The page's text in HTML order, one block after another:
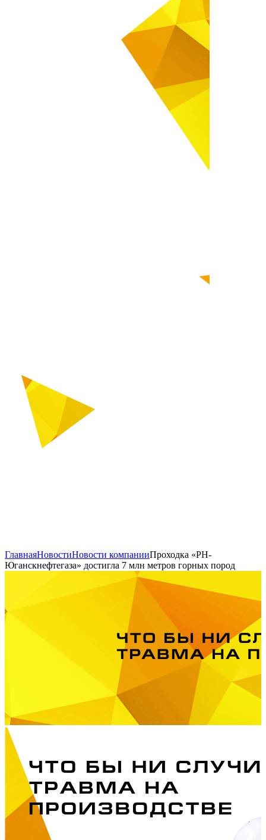
ГлавнаяНовостиНовости компанииПроходка «РН-
Юганскнефтегаза» достигла 7 млн метров горных пород